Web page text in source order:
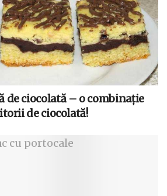
de ciocolată – o combinație
de ciocolată!